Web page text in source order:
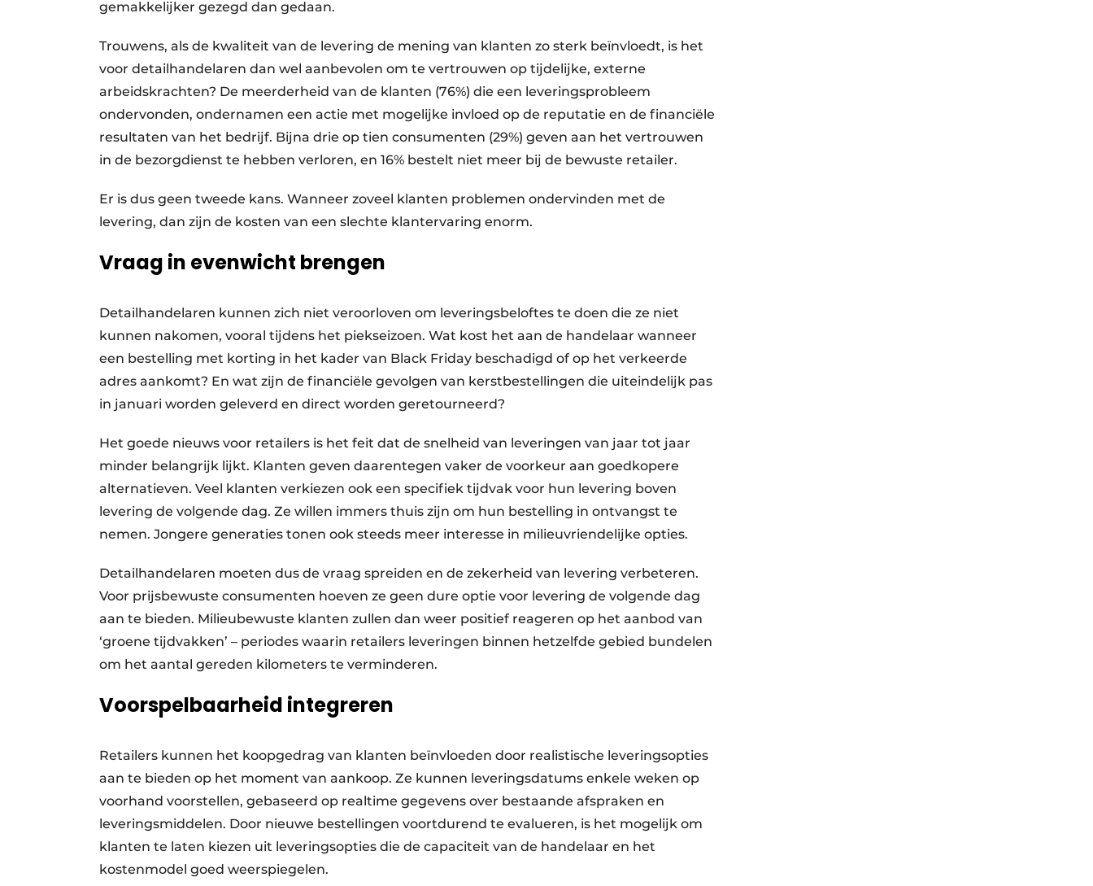
gemakkelijker gezegd dan gedaan.
Trouwens, als de kwaliteit van de levering de mening van klanten zo sterk beïnvloedt, is het
voor detailhandelaren dan wel aanbevolen om te vertrouwen op tijdelijke, externe
arbeidskrachten? De meerderheid van de klanten (76%) die een leveringsprobleem
ondervonden, ondernamen een actie met mogelijke invloed op de reputatie en de financiële
resultaten van het bedrijf. Bijna drie op tien consumenten (29%) geven aan het vertrouwen
in de bezorgdienst te hebben verloren, en 16% bestelt niet meer bij de bewuste retailer.
Er is dus geen tweede kans. Wanneer zoveel klanten problemen ondervinden met de
levering, dan zijn de kosten van een slechte klantervaring enorm.
Vraag in evenwicht brengen
Detailhandelaren kunnen zich niet veroorloven om leveringsbeloftes te doen die ze niet
kunnen nakomen, vooral tijdens het piekseizoen. Wat kost het aan de handelaar wanneer
een bestelling met korting in het kader van Black Friday beschadigd of op het verkeerde
adres aankomt? En wat zijn de financiële gevolgen van kerstbestellingen die uiteindelijk pas
in januari worden geleverd en direct worden geretourneerd?
Het goede nieuws voor retailers is het feit dat de snelheid van leveringen van jaar tot jaar
minder belangrijk lijkt. Klanten geven daarentegen vaker de voorkeur aan goedkopere
alternatieven. Veel klanten verkiezen ook een specifiek tijdvak voor hun levering boven
levering de volgende dag. Ze willen immers thuis zijn om hun bestelling in ontvangst te
nemen. Jongere generaties tonen ook steeds meer interesse in milieuvriendelijke opties.
Detailhandelaren moeten dus de vraag spreiden en de zekerheid van levering verbeteren.
Voor prijsbewuste consumenten hoeven ze geen dure optie voor levering de volgende dag
aan te bieden. Milieubewuste klanten zullen dan weer positief reageren op het aanbod van
‘groene tijdvakken’ – periodes waarin retailers leveringen binnen hetzelfde gebied bundelen
om het aantal gereden kilometers te verminderen.
Voorspelbaarheid integreren
Retailers kunnen het koopgedrag van klanten beïnvloeden door realistische leveringsopties
aan te bieden op het moment van aankoop. Ze kunnen leveringsdatums enkele weken op
voorhand voorstellen, gebaseerd op realtime gegevens over bestaande afspraken en
leveringsmiddelen. Door nieuwe bestellingen voortdurend te evalueren, is het mogelijk om
klanten te laten kiezen uit leveringsopties die de capaciteit van de handelaar en het
kostenmodel goed weerspiegelen.